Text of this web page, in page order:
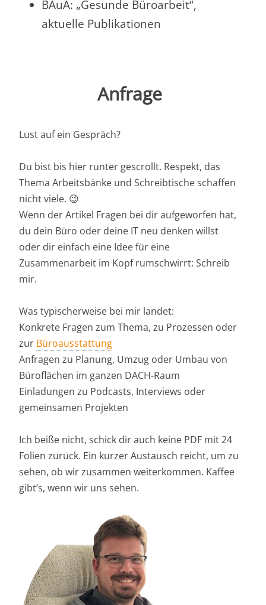
BAuA: „Gesunde Büroarbeit“,
aktuelle Publikationen
Anfrage
Lust auf ein Gespräch?
Du bist bis hier runter gescrollt. Respekt, das
Thema Arbeitsbänke und Schreibtische schaffen
nicht viele. 😉
Wenn der Artikel Fragen bei dir aufgeworfen hat,
du dein Büro oder deine IT neu denken willst
oder dir einfach eine Idee für eine
Zusammenarbeit im Kopf rumschwirrt: Schreib
mir.
Was typischerweise bei mir landet:
Konkrete Fragen zum Thema, zu Prozessen oder
zur Büroausstattung
Anfragen zu Planung, Umzug oder Umbau von
Büroflächen im ganzen DACH-Raum
Einladungen zu Podcasts, Interviews oder
gemeinsamen Projekten
Ich beiße nicht, schick dir auch keine PDF mit 24
Folien zurück. Ein kurzer Austausch reicht, um zu
sehen, ob wir zusammen weiterkommen. Kaffee
gibt’s, wenn wir uns sehen.